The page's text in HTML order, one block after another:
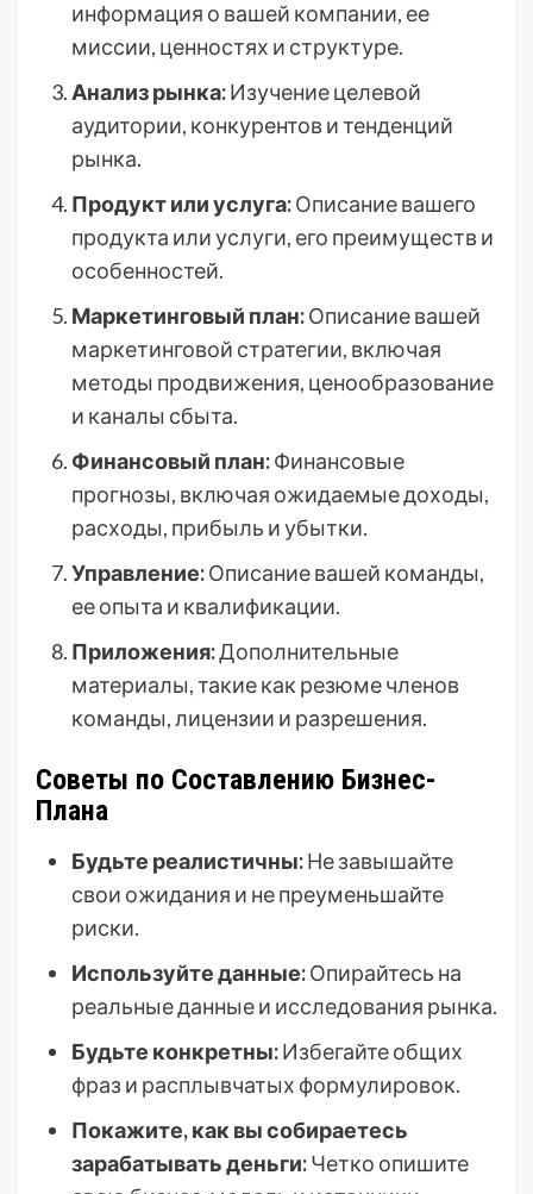
информация о вашей компании, ее
миссии, ценностях и структуре.
Анализ рынка:Изучение целевой
аудитории, конкурентов и тенденций
рынка.
Продукт или услуга:Описание вашего
продукта или услуги, его преимуществ и
особенностей.
Маркетинговый план:Описание вашей
маркетинговой стратегии, включая
методы продвижения, ценообразование
и каналы сбыта.
Финансовый план:Финансовые
прогнозы, включая ожидаемые доходы,
расходы, прибыль и убытки.
Управление:Описание вашей команды,
ее опыта и квалификации.
Приложения:Дополнительные
материалы, такие как резюме членов
команды, лицензии и разрешения.
Советы по Составлению Бизнес-
Плана
Будьте реалистичны:Не завышайте
свои ожидания и не преуменьшайте
риски.
Используйте данные:Опирайтесь на
реальные данные и исследования рынка.
Будьте конкретны:Избегайте общих
фраз и расплывчатых формулировок.
Покажите, как вы собираетесь
зарабатывать деньги:Четко опишите